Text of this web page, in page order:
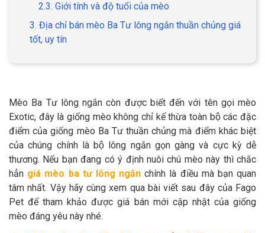
DỊCH VỤ
mèo
Dịch vụ mua bán chó
mèo
Dịch vụ phối giống chó
mèo
TIN TỨC
Thông tin về khách sạn,
spa cho thú cưng
Thông tin về chó
2.3. Giới tính và độ tuổi của mèo
3. Địa chỉ bán mèo Ba Tư lông ngắn thuần chủng giá
tốt, uy tín
Mèo Ba Tư lông ngắn còn được biết đến với tên gọi mèo
Exotic, đây là giống mèo không chỉ kế thừa toàn bộ các đặc
điểm của giống mèo Ba Tư thuần chủng mà điểm khác biệt
của chúng chính là bộ lông ngắn gọn gàng và cực kỳ dễ
thương. Nếu bạn đang có ý định nuôi chú mèo này thì chắc
hẳn giá mèo ba tư lông ngắn chính là điều mà bạn quan
tâm nhất. Vậy hãy cùng xem qua bài viết sau đây của Fago
Pet để tham khảo được giá bán mới cập nhật của giống
mèo đáng yêu này nhé.